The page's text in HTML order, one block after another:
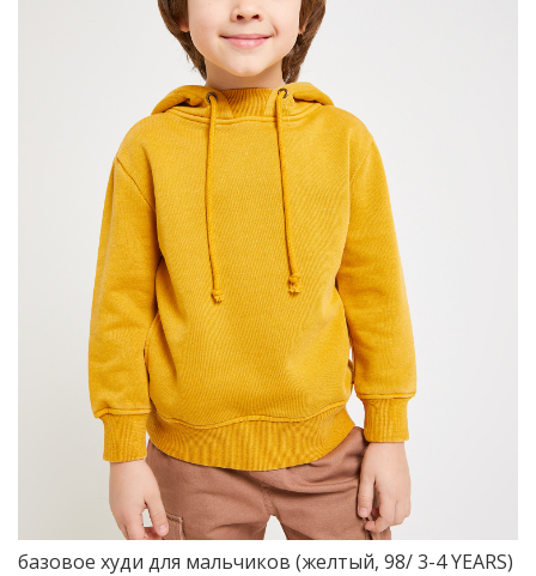
базовое худи для мальчиков (желтый, 98/ 3-4 YEARS)